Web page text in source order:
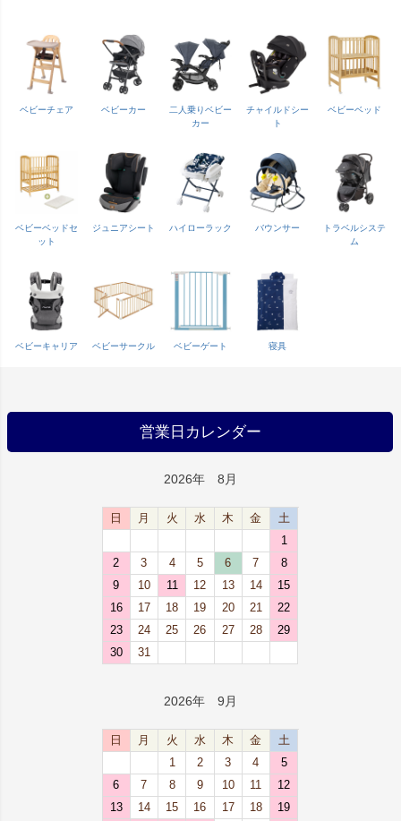
ベビーチェア ベビーカー
二人乗りベビー
カー
チャイルドシー
ト
ベビーベッド
ベビーベッドセ
ット
ジュニアシート ハイローラック バウンサー
トラベルシステ
ム
ベビーキャリア ベビーサークル ベビーゲート 寝具
営業日カレンダー
2026年 8月
日 月 火 水 木 金
土
1
2
3 4 5 6 7
8
9
10 11 12 13 14
15
16
17 18 19 20 21
22
23
24 25 26 27 28
29
30
31
2026年 9月
日 月 火 水 木 金
土
1
2 3 4
5
6
7 8 9 10 11
12
13
14 15 16 17 18
19